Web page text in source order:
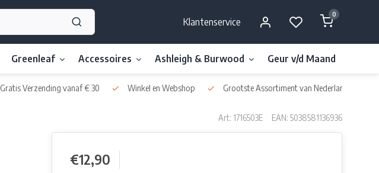
Klantenservice
0
Greenleaf Accessoires Ashleigh & Burwood Geur v/d Maand
Gratis Verzending vanaf € 30 Winkel en Webshop Grootste Assortiment van Nederland & België
Art: 1716503E EAN: 5038581136936
€12,90